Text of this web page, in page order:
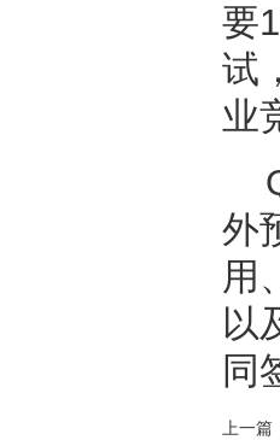
要
试
业
外
用
以
同
上一篇